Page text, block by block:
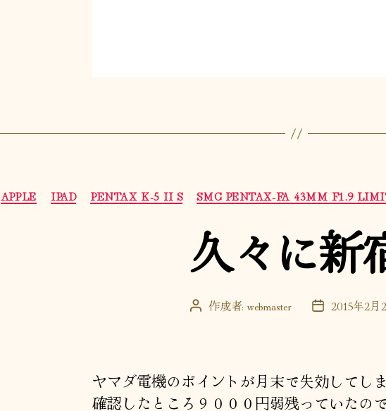
カ
テ
リ
ー
APPLE IPAD PENTAX K-5 II S SMC PENTAX-FA 43MM F1.9
久々に新
投 作成者: webmaster
投 2015年2月
ヤマダ電機のポイントが月末で失効してし
確認したところ９０００円弱残っていたので